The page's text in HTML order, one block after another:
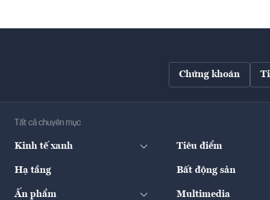
Chứng khoán
Tất cả chuyên mục
Kinh tế xanh Tiêu điểm
Hạ tầng Bất động sản
Ấn phẩm Multimedia